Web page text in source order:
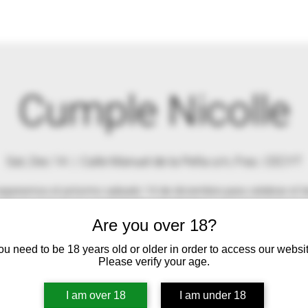
Are you over 18?
need to be 18 years old or older in order to access our
Please verify your age.
I am over 18 I am under 18
Cumple Nicolle
Sat, Dec 14 Calle Manuel de la Peña s/n, Frac. CECYT
esperamos el próximo sabado 14 de diciembre para celebrar el
Se ha cerrado la posibilidad de registrarse
Ver otros eventos